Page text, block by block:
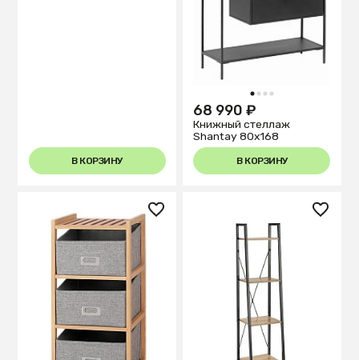
В КОРЗИНУ
1 2 3 4
68 990 ₽
Книжный стеллаж
Shantay 80x168
В КОРЗИНУ